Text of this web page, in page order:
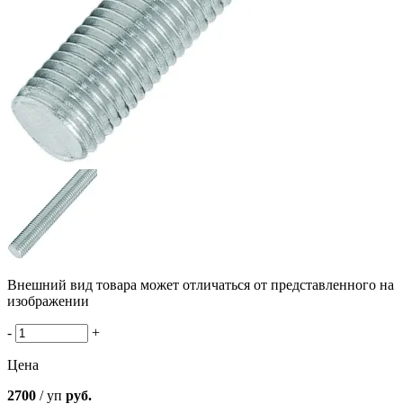
Внешний вид товара может отличаться от представленного на
изображении
- +
Цена
2700 / уп руб.